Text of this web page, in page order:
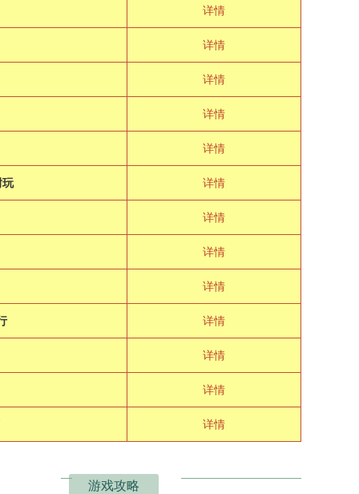
详情
详情
详情
详情
详情
详情
详情
详情
详情
详情
详情
详情
详情
游戏攻略